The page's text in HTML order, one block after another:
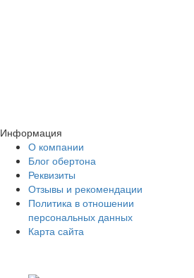
Информация
О компании
Блог обертона
Реквизиты
Отзывы и рекомендации
Политика в отношении
персональных данных
Карта сайта